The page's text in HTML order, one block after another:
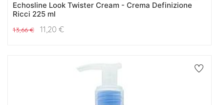
Echosline Look Twister Cream - Crema Definizione
Ricci 225 ml
13,66€ 11,20 €